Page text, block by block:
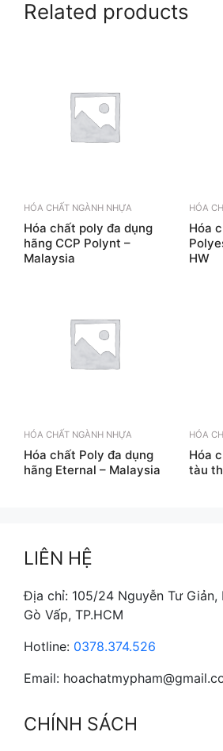
Related products
HÓA CHẤT NGÀNH NHỰA
Hóa chất poly đa dụng
hãng CCP Polynt –
Malaysia
HÓA
Hóa
HW
HÓA CHẤT NGÀNH NHỰA
Hóa chất Poly đa dụng
hãng Eternal – Malaysia
HÓA
Hóa
tàu
LIÊN HỆ
Địa chỉ: 105/24 Nguyễn Tư Giản,
Gò Vấp, TP.HCM
Hotline: 0378.374.526
Email:
CHÍNH SÁCH